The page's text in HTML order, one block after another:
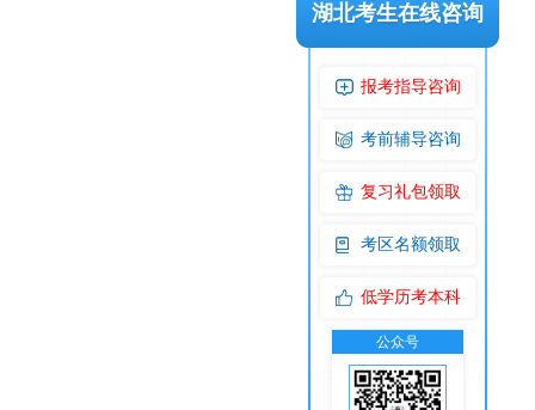
湖北考生在线咨询
报考指导咨询
考前辅导咨询
复习礼包领取
考区名额领取
低学历考本科
公众号